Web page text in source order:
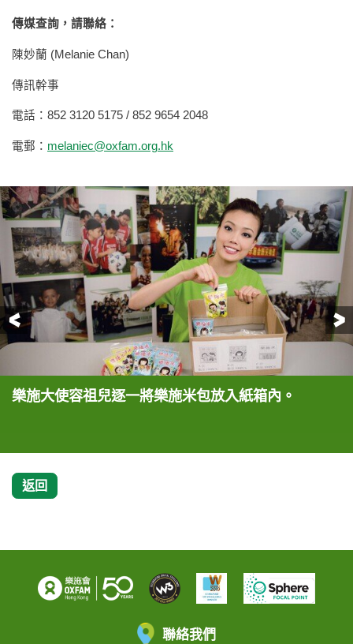
傳媒查詢，請聯絡：
陳妙蘭 (Melanie Chan)
傳訊幹事
電話：852 3120 5175 / 852 9654 2048
電郵： melaniec@oxfam.org.hk
前一頁
樂施大使容祖兒逐一將樂施米包放入紙箱內。
樂施大使容祖兒逐一將樂施會籌款箱及物資放入大袋
樂施大使容祖兒呼籲公眾支持「樂施米義賣大行動
樂施大使容祖兒重點推介今年只限於香港義賣的
返回
聯絡我們